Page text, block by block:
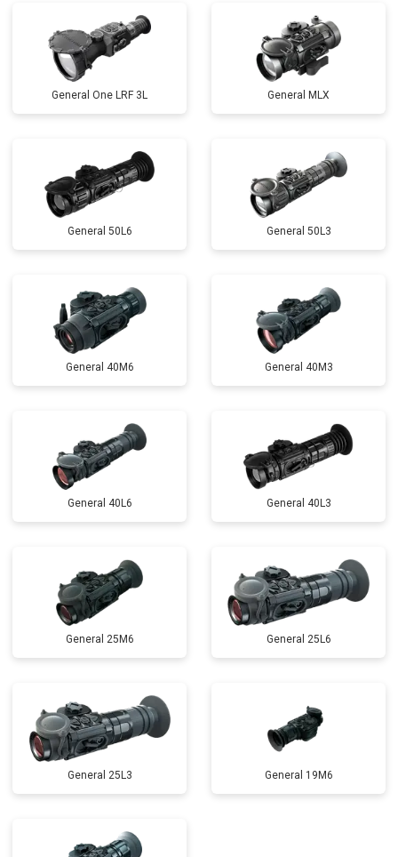
General One LRF 3L General MLX
General 50L6 General 50L3
General 40M6 General 40M3
General 40L6 General 40L3
General 25M6 General 25L6
General 25L3 General 19M6